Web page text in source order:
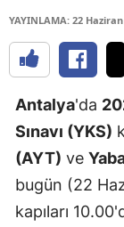
YAYINLAMA: 22
Antalya'da
Sınavı (YKS)
(AYT) ve
bugün (22
kapıları